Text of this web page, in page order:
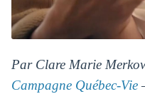
Par Clare Marie
Campagne Québec-Vie